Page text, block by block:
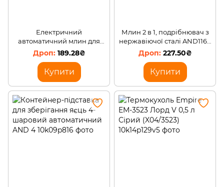
Електричний
автоматичний млин для
спецій DISPENER
189.28₴
Купити
Млин 2 в 1, подрібнювач з
нержавіючої сталі AND1167
(Х05/3925)
227.50₴
Купити